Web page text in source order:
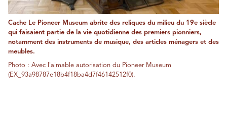
Cache Le Pioneer Museum abrite des reliques du milieu du 19e siècle
qui faisaient partie de la vie quotidienne des premiers pionniers,
notamment des instruments de musique, des articles ménagers et des
meubles.
Photo : Avec l'aimable autorisation du Pioneer Museum
(EX_93a98787e18b4f18ba4d7f46142512f0).